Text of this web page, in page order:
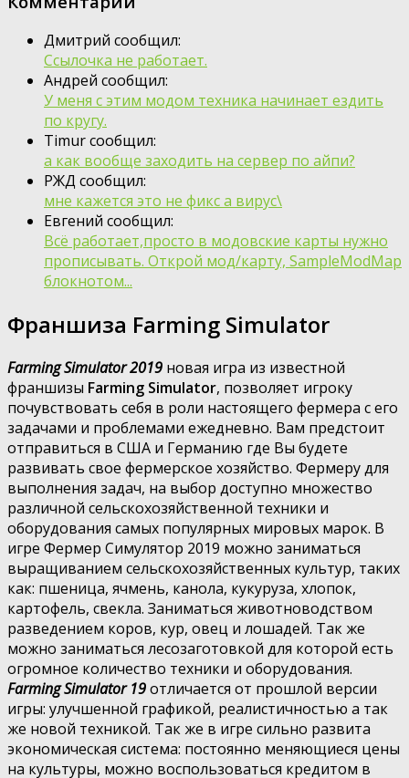
Дмитрий сообщил:
Ссылочка не работает.
Андрей сообщил:
У меня с этим модом техника начинает ездить
по кругу.
Timur сообщил:
а как вообще заходить на сервер по айпи?
РЖД сообщил:
мне кажется это не фикс а вирус\
Евгений сообщил:
Всё работает,просто в модовские карты нужно
прописывать. Открой мод/карту, SampleModMap
блокнотом...
Франшиза Farming Simulator
Farming Simulator 2019 новая игра из известной
франшизы Farming Simulator, позволяет игроку
почувствовать себя в роли настоящего фермера с его
задачами и проблемами ежедневно. Вам предстоит
отправиться в США и Германию где Вы будете
развивать свое фермерское хозяйство. Фермеру для
выполнения задач, на выбор доступно множество
различной сельскохозяйственной техники и
оборудования самых популярных мировых марок. В
игре Фермер Симулятор 2019 можно заниматься
выращиванием сельскохозяйственных культур, таких
как: пшеница, ячмень, канола, кукуруза, хлопок,
картофель, свекла. Заниматься животноводством
разведением коров, кур, овец и лошадей. Так же
можно заниматься лесозаготовкой для которой есть
огромное количество техники и оборудования.
Farming Simulator 19отличается от прошлой версии
игры: улучшенной графикой, реалистичностью а так
же новой техникой. Так же в игре сильно развита
экономическая система: постоянно меняющиеся цены
на культуры, можно воспользоваться кредитом в